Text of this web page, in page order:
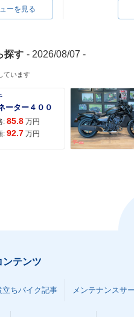
ーを見る
探す - 2026/08/07 -
ています
ーター４００
: 85.8 万円
: 92.7 万円
ンテンツ
立ちバイク記事 メンテナンスサ